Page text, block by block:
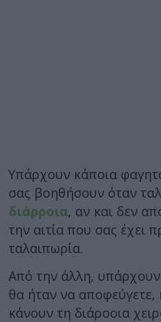
Υπάρχουν κάποια
σας βοηθήσουν όταν
διάρροια, αν και δεν
την αιτία που σας έχει
ταλαιπωρία.
Από την άλλη,
θα ήταν να
κάνουν τη διάροοια